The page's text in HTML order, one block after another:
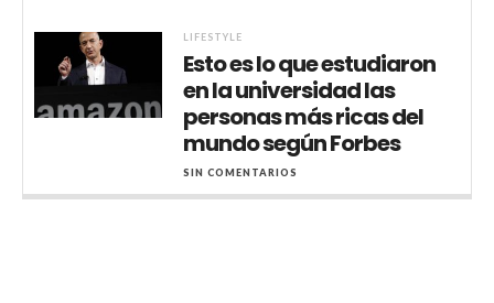
LIFESTYLE
Esto es lo que estudiaron
en la universidad las
personas más ricas del
mundo según Forbes
SIN COMENTARIOS